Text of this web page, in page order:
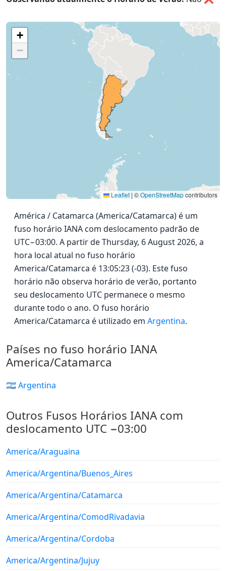
+
−
Leaflet | ©OpenStreetMapcontributors
América / Catamarca (America/Catamarca) é um
fuso horário IANA com deslocamento padrão de
UTC−03:00. A partir de Thursday, 6 August 2026, a
hora local atual no fuso horário
America/Catamarca é 13:05:23 (-03). Este fuso
horário não observa horário de verão, portanto
seu deslocamento UTC permanece o mesmo
durante todo o ano. O fuso horário
America/Catamarca é utilizado em Argentina.
Países no fuso horário IANA
America/Catamarca
🇦🇷 Argentina
Outros Fusos Horários IANA com
deslocamento UTC −03:00
America/Araguaina
America/Argentina/Buenos_Aires
America/Argentina/Catamarca
America/Argentina/ComodRivadavia
America/Argentina/Cordoba
America/Argentina/Jujuy